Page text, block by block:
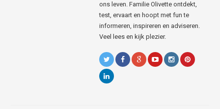
ons leven. Familie Olivette ontdekt,
test, ervaart en hoopt met fun te
informeren, inspireren en adviseren.
Veel lees en kijk plezier.